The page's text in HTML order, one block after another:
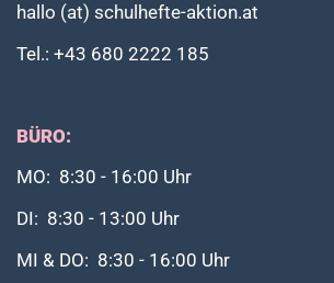
hallo (at) schulhefte-aktion.at
Tel.: +43 680 2222 185
BÜRO:
MO: 8:30 - 16:00 Uhr
DI: 8:30 - 13:00 Uhr
MI & DO: 8:30 - 16:00 Uhr